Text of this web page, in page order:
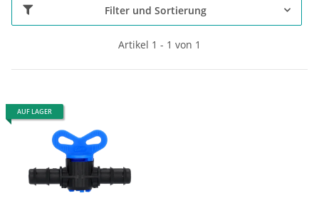
Filter und Sortierung
Artikel 1 - 1 von 1
AUF LAGER